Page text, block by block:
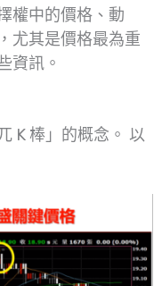
權中的價格、動
尤其是價格最為重
資訊。
K 棒」的概念。 以